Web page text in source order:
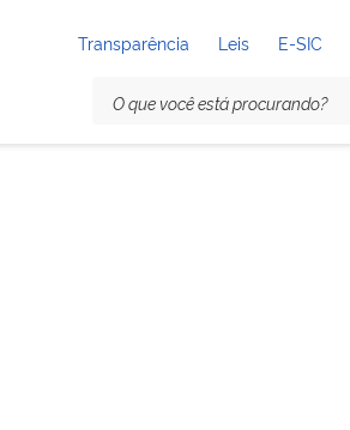
Transparência Leis E-SIC